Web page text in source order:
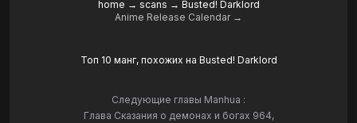
home → scans → Busted! Darklord
Anime Release Calendar →
Топ 10 манг, похожих на Busted! Darklord
Следующие главы Manhua :
Глава Сказания о демонах и богах 964,